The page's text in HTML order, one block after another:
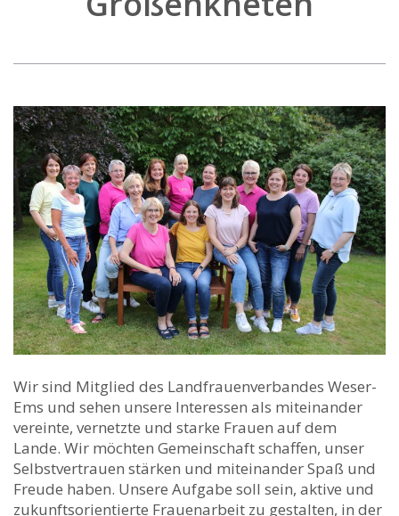
Wir sind Mitglied des Landfrauenverbandes Weser-
Ems und sehen unsere Interessen als miteinander
vereinte, vernetzte und starke Frauen auf dem
Lande. Wir möchten Gemeinschaft schaffen, unser
Selbstvertrauen stärken und miteinander Spaß und
Freude haben. Unsere Aufgabe soll sein, aktive und
zukunftsorientierte Frauenarbeit zu gestalten, in der